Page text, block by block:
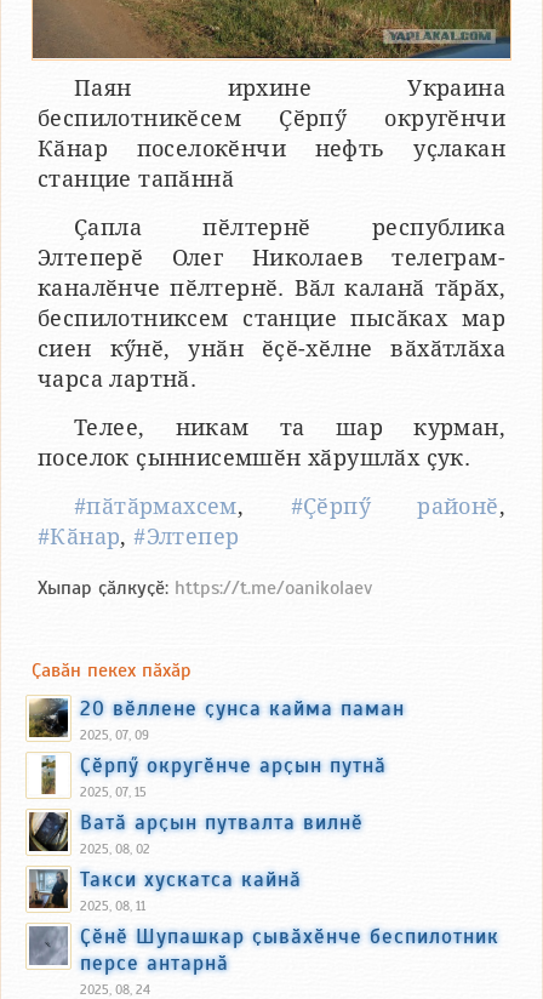
Паян ирхине Украина
беспилотникӗсем Ҫӗрпӳ округӗнчи
Кӑнар поселокӗнчи нефть уҫлакан
станцие тапӑннӑ
Ҫапла пӗлтернӗ республика
Элтеперӗ Олег Николаев телеграм-
каналӗнче пӗлтернӗ. Вӑл каланӑ тӑрӑх,
беспилотниксем станцие пысӑках мар
сиен кӳнӗ, унӑн ӗҫӗ-хӗлне вӑхӑтлӑха
чарса лартнӑ.
Телее, никам та шар курман,
поселок ҫыннисемшӗн хӑрушлӑх ҫук.
#пӑтӑрмахсем, #Ҫӗрпӳ районӗ,
#Кӑнар,#Элтепер
Хыпар ҫӑлкуҫӗ: https://t.me/oanikolaev
Ҫавӑн пекех пӑхӑр
20 вӗллене ҫунса кайма паман
2025, 07, 09
Ҫӗрпӳ округӗнче арҫын путнӑ
2025, 07, 15
Ватӑ арҫын путвалта вилнӗ
2025, 08, 02
Такси хускатса кайнӑ
2025, 08, 11
Ҫӗнӗ Шупашкар ҫывӑхӗнче беспилотник
персе антарнӑ
2025, 08, 24